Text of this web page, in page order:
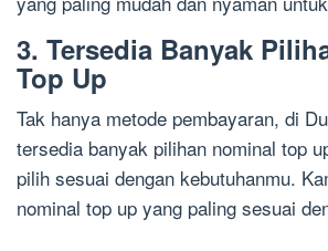
3. Tersedia Banyak
Top Up
Tak hanya metode pembayaran, di
tersedia banyak pilihan nominal top
pilih sesuai dengan kebutuhanmu.
nominal top up yang paling sesuai